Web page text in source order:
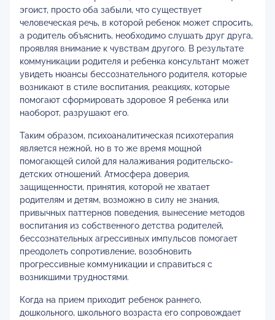
эгоист, просто оба забыли, что существует
человеческая речь, в которой ребенок может спросить,
а родитель объяснить, необходимо слушать друг друга,
проявляя внимание к чувствам другого. В результате
коммуникации родителя и ребенка консультант может
увидеть нюансы бессознательного родителя, которые
возникают в стиле воспитания, реакциях, которые
помогают сформировать здоровое Я ребенка или
наоборот, разрушают его.
Таким образом, психоаналитическая психотерапия
является нежной, но в то же время мощной
помогающей силой для налаживания родительско-
детских отношений. Атмосфера доверия,
защищенности, принятия, которой не хватает
родителям и детям, возможно в силу не знания,
привычных паттернов поведения, вынесение методов
воспитания из собственного детства родителей,
бессознательных агрессивных импульсов помогает
преодолеть сопротивление, возобновить
прогрессивные коммуникации и справиться с
возникшими трудностями.
Когда на прием приходит ребенок раннего,
дошкольного, школьного возраста его сопровождает